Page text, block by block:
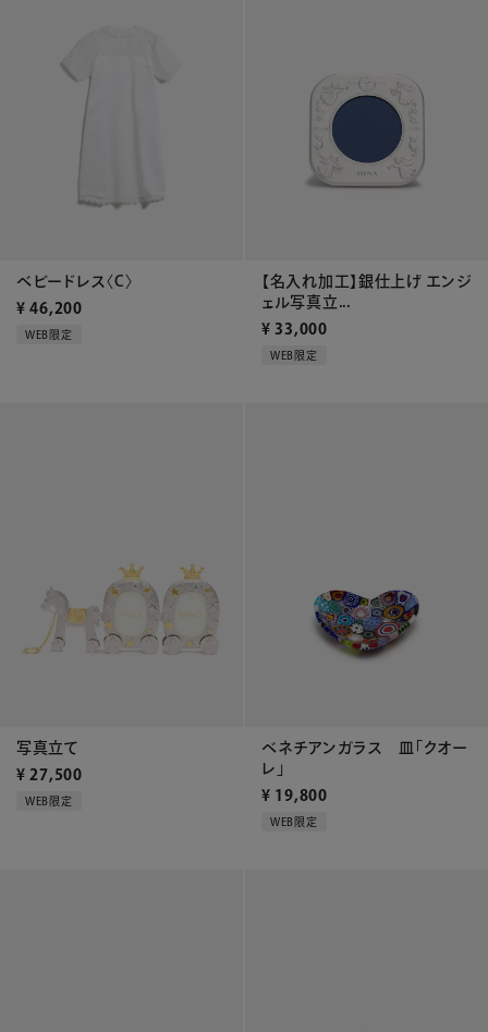
ベビードレス〈C〉
¥ 46,200
WEB限定
【名入れ加工】銀仕上げ エンジ
ェル写真立...
¥ 33,000
WEB限定
写真立て
¥ 27,500
WEB限定
ベネチアンガラス 皿「クオー
レ」
¥ 19,800
WEB限定